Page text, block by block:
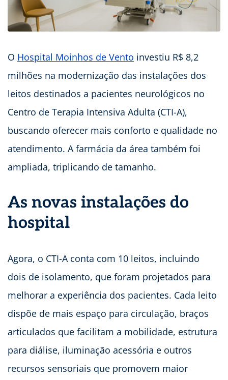
O Hospital Moinhos de Vento investiu R$ 8,2
milhões na modernização das instalações dos
leitos destinados a pacientes neurológicos no
Centro de Terapia Intensiva Adulta (CTI-A),
buscando oferecer mais conforto e qualidade no
atendimento. A farmácia da área também foi
ampliada, triplicando de tamanho.
As novas instalações do
hospital
Agora, o CTI-A conta com 10 leitos, incluindo
dois de isolamento, que foram projetados para
melhorar a experiência dos pacientes. Cada leito
dispõe de mais espaço para circulação, braços
articulados que facilitam a mobilidade, estrutura
para diálise, iluminação acessória e outros
recursos sensoriais que promovem maior